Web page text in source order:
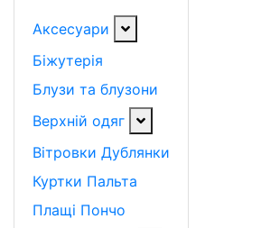
Аксесуари
Біжутерія
Блузи та блузони
Верхній одяг
Вітровки Дублянки
Куртки Пальта
Плащі Пончо